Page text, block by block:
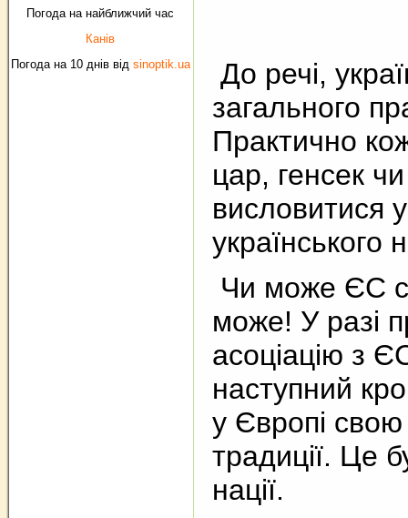
Погода на найближчий час
Канів
Погода на 10 днів від sinoptik.ua
До речі,
загального
Практично
цар, генсек
висловитися
Чи може ЄС
може! У разі
асоціацію з
наступний
у Європі свою
традиції. Це
нації.